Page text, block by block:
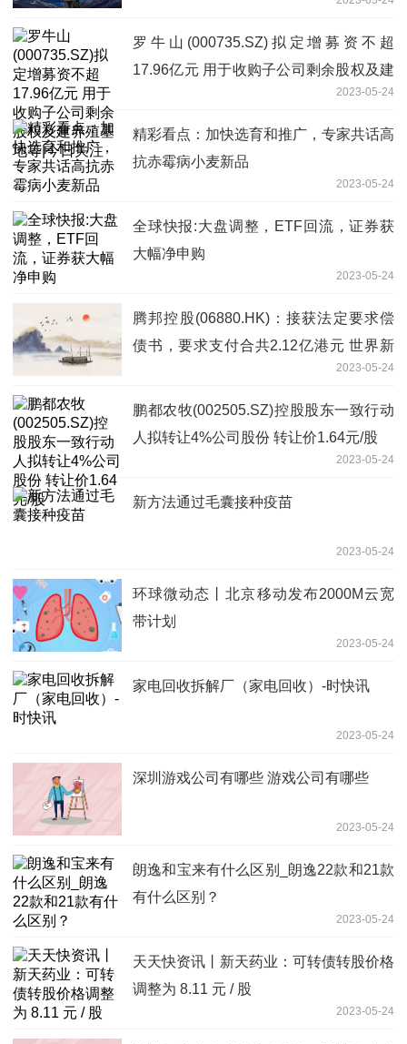
罗牛山(000735.SZ)拟定增募资不超
17.96亿元 用于收购子公司剩余股权及建
2023-05-24
精彩看点：加快选育和推广，专家共话高
抗赤霉病小麦新品
2023-05-24
全球快报:大盘调整，ETF回流，证券获
大幅净申购
2023-05-24
腾邦控股(06880.HK)：接获法定要求偿
债书，要求支付合共2.12亿港元 世界新
2023-05-24
鹏都农牧(002505.SZ)控股股东一致行动
人拟转让4%公司股份 转让价1.64元/股
2023-05-24
新方法通过毛囊接种疫苗
2023-05-24
环球微动态丨北京移动发布2000M云宽
带计划
2023-05-24
家电回收拆解厂（家电回收）-时快讯
2023-05-24
深圳游戏公司有哪些 游戏公司有哪些
2023-05-24
朗逸和宝来有什么区别_朗逸22款和21款
有什么区别？
2023-05-24
天天快资讯丨新天药业：可转债转股价格
调整为 8.11 元 / 股
2023-05-24